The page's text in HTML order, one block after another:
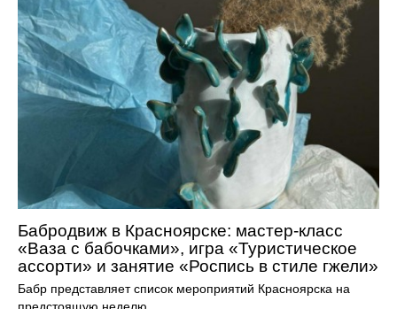
Бабродвиж в Красноярске: мастер-класс
«Ваза с бабочками», игра «Туристическое
ассорти» и занятие «Роспись в стиле гжели»
Бабр представляет список мероприятий Красноярска на